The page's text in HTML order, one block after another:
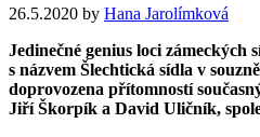
26.5.2020 by Hana Jarolímková
Jedinečné genius loci
s názvem Šlechtická sídla v
doprovozena přítomností
Jiří Škorpík a David Uličník,